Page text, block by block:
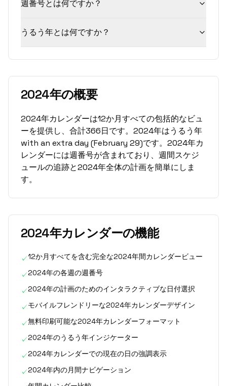
週番号とは何ですか？
うるう年とは何ですか？
2024年の概要
2024年カレンダーは12か月すべての包括的なビュ
ーを提供し、合計366日です。2024年はうるう年
with an extra day (February 29)です。2024年カ
レンダーには週番号が含まれており、週間スケジ
ュールの追跡と2024年全体の計画を簡単にしま
す。
2024年カレンダーの機能
✓12か月すべてを含む完全な2024年間カレンダービュー
✓2024年の各週の週番号
✓2024年の計画のためのインタラクティブな日付選択
✓モバイルフレンドリーな2024年カレンダーデザイン
✓無料印刷可能な2024年カレンダーフォーマット
✓2024年のうるう年インジケーター
✓2024年カレンダーでの現在の日の強調表示
✓2024年内の月間ナビゲーション